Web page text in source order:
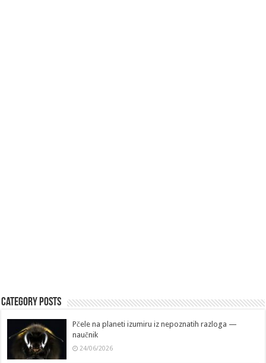
Category Posts
Pčele na planeti izumiru iz nepoznatih razloga —
naučnik
24/06/2026